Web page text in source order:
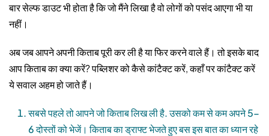
बार सेल्फ डाउट भी होता है कि जो मैंने लिखा है वो लोगों को पसंद आएगा भी या
नहीं।
अब जब आपने अपनी किताब पूरी कर ली है या फिर करने वाले हैं। तो इसके बाद
आप किताब का क्या करें? पब्लिशर को कैसे कांटैक्ट करें, कहाँ पर कांटैक्ट करें
ये सवाल अहम हो जाते हैं।
सबसे पहले तो आपने जो किताब लिख ली है. उसको कम से कम अपने 5-
6 दोस्तों को भेजें। किताब का ड्राफ्ट भेजते हुए बस इस बात का ध्यान रहे